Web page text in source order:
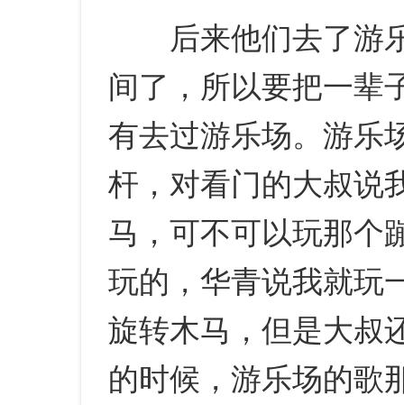
后来他们去了游乐
间了，所以要把一辈
有去过游乐场。游乐
杆，对看门的大叔说
马，可不可以玩那个
玩的，华青说我就玩
旋转木马，但是大叔
的时候，游乐场的歌